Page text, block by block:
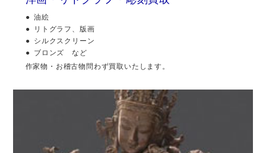
油絵
リトグラフ、版画
シルクスクリーン
ブロンズ など
作家物・お稽古物問わず買取いたします。